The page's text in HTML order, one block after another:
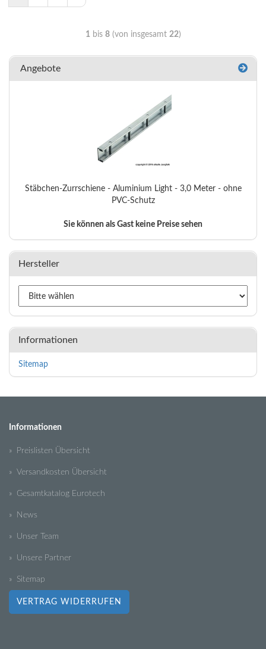
1bis 8(von insgesamt 22)
Angebote
Stäbchen-Zurrschiene - Aluminium Light - 3,0 Meter - ohne
PVC-Schutz
Sie können als Gast keine Preise sehen
Hersteller
Informationen
Sitemap
Informationen
» Preislisten Übersicht
» Versandkosten Übersicht
» Gesamtkatalog Eurotech
» News
» Unser Team
» Unsere Partner
» Sitemap
VERTRAG WIDERRUFEN